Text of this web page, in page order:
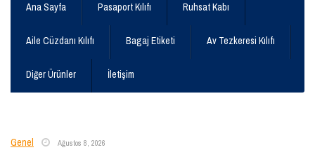
Ana Sayfa Pasaport Kılıfı Ruhsat Kabı
Aile Cüzdanı Kılıfı Bagaj Etiketi Av Tezkeresi Kılıfı
Diğer Ürünler İletişim
Genel Ağustos 8, 2026